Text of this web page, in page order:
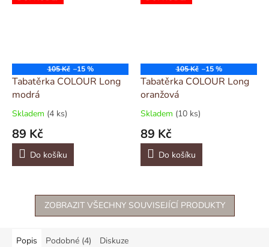
105 Kč –15 %
Tabatěrka COLOUR Long
modrá
Skladem (4 ks)
89 Kč
Do košíku
105 Kč –15 %
Tabatěrka COLOUR Long
oranžová
Skladem (10 ks)
89 Kč
Do košíku
ZOBRAZIT VŠECHNY SOUVISEJÍCÍ PRODUKTY
Popis Podobné (4) Diskuze